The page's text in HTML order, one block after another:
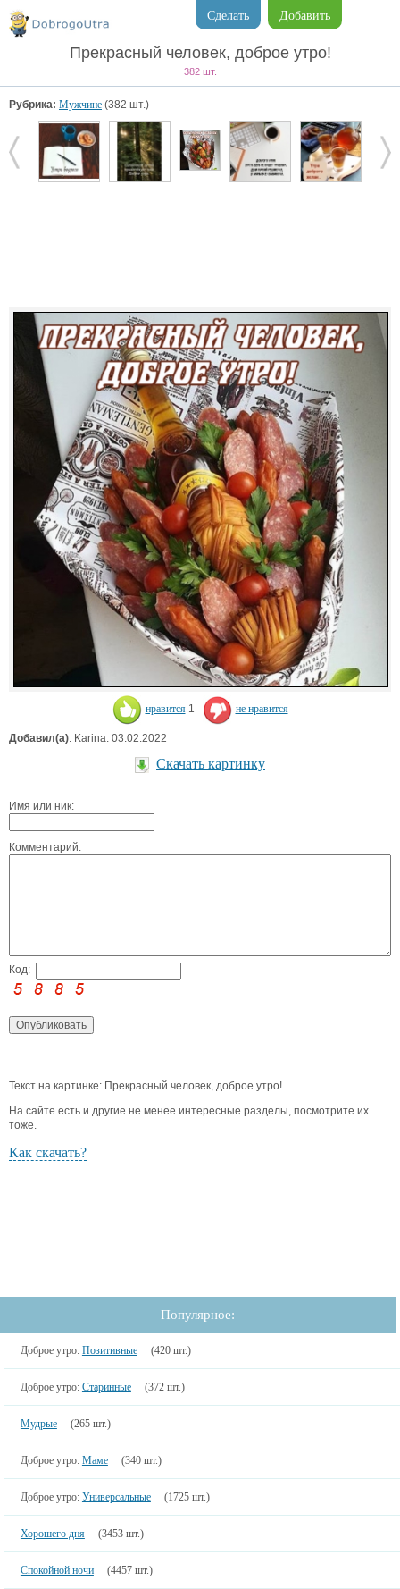
Добавить
Сделать
Прекрасный человек, доброе утро!
382 шт.
Рубрика: Мужчине (382 шт.)
нравится 1 не нравится
Добавил(а): Karina. 03.02.2022
Скачать картинку
Имя или ник:
Комментарий:
Код:
Текст на картинке: Прекрасный человек, доброе утро!.
На сайте есть и другие не менее интересные разделы, посмотрите их
тоже.
Как скачать?
Популярное:
Доброе утро: Позитивные (420 шт.)
Доброе утро: Старинные (372 шт.)
Мудрые (265 шт.)
Доброе утро: Маме (340 шт.)
Доброе утро: Универсальные (1725 шт.)
Хорошего дня (3453 шт.)
Спокойной ночи (4457 шт.)